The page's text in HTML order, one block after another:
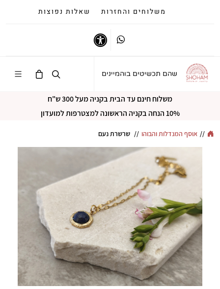
משלוחים והחזרות שאלות נפוצות
Whatsapp
שהם תכשיטים בוהמיינים
משלוח חינם עד הבית בקניה מעל 300 ש"ח
10% הנחה בקניה הראשונה למצטרפות למועדון
// אוסף המנדלות והבוהו // שרשרת נעם